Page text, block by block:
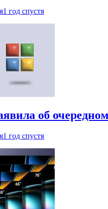
1 год спустя
об
1 год спустя